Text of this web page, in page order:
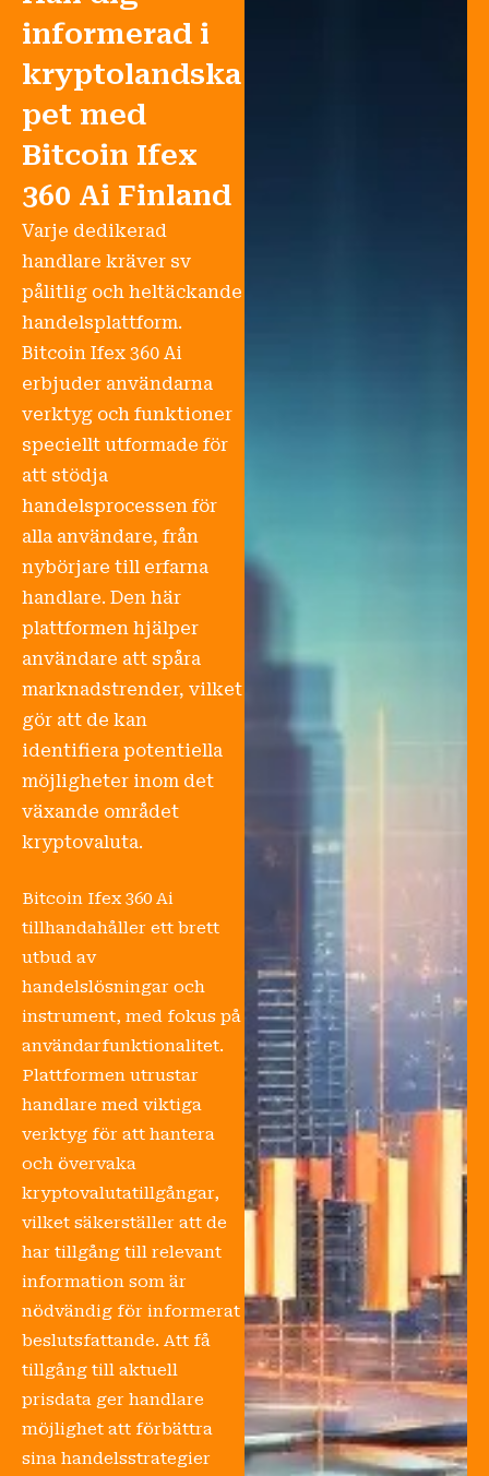
informerad i
kryptolandska
pet med
Bitcoin Ifex
360 Ai Finland
Varje dedikerad
handlare kräver sv
pålitlig och heltäckande
handelsplattform.
Bitcoin Ifex 360 Ai
erbjuder användarna
verktyg och funktioner
speciellt utformade för
att stödja
handelsprocessen för
alla användare, från
nybörjare till erfarna
handlare. Den här
plattformen hjälper
användare att spåra
marknadstrender, vilket
gör att de kan
identifiera potentiella
möjligheter inom det
växande området
kryptovaluta.
Bitcoin Ifex 360 Ai
tillhandahåller ett brett
utbud av
handelslösningar och
instrument, med fokus på
användarfunktionalitet.
Plattformen utrustar
handlare med viktiga
verktyg för att hantera
och övervaka
kryptovalutatillgångar,
vilket säkerställer att de
har tillgång till relevant
information som är
nödvändig för informerat
beslutsfattande. Att få
tillgång till aktuell
prisdata ger handlare
möjlighet att förbättra
sina handelsstrategier